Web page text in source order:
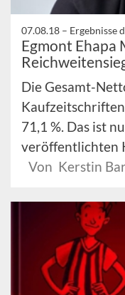
07.08.18 – Ergebnisse
Egmont Ehapa
Die Gesamt-
71,1 %. Das ist
veröffentlichten
Von Kerstin